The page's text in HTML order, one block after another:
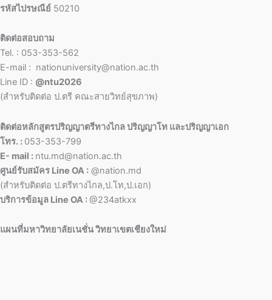
รหัสไปรษณีย์ 50210
ติดต่อสอบถาม
Tel. : 053-353-562
E-mail : nationuniversity@nation.ac.th
Line ID : @ntu2026
(สำหรับติดต่อ ป.ตรี คณะสายวิทย์สุขภาพ)
ติดต่อหลักสูตรปริญญาตรีทางไกล ปริญญาโท และปริญญาเอก
โทร. : 053-353-799
E- mail : ntu.md@nation.ac.th
ศูนย์รับสมัคร Line OA : @nation.md
(สำหรับติดต่อ ป.ตรีทางไกล,ป.โท,ป.เอก)
บริการข้อมูล Line OA :@234atkxx
แผนที่มหาวิทยาลัยเนชั่น วิทยาเขตเชียงใหม่